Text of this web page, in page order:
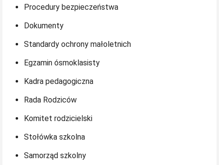
Procedury bezpieczeństwa
Dokumenty
Standardy ochrony małoletnich
Egzamin ósmoklasisty
Kadra pedagogiczna
Rada Rodziców
Komitet rodzicielski
Stołówka szkolna
Samorząd szkolny